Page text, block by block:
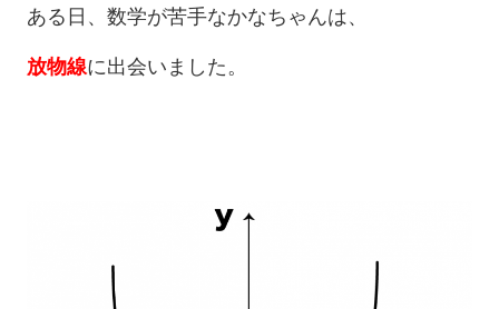
ある日、数学が苦手なかなちゃんは、
放物線に出会いました。